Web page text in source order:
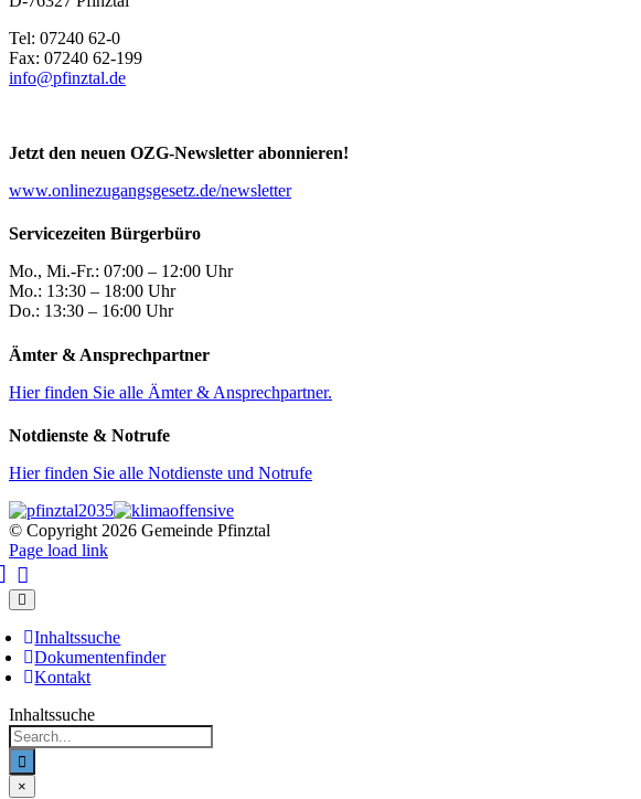
Tel: 07240 62-0
Fax: 07240 62-199
info@pfinztal.de
Jetzt den neuen OZG-Newsletter abonnieren!
www.onlinezugangsgesetz.de/newsletter
Servicezeiten Bürgerbüro
Mo., Mi.-Fr.: 07:00 – 12:00 Uhr
Mo.: 13:30 – 18:00 Uhr
Do.: 13:30 – 16:00 Uhr
Ämter & Ansprechpartner
Hier finden Sie alle Ämter & Ansprechpartner.
Notdienste & Notrufe
Hier finden Sie alle Notdienste und Notrufe
© Copyright 2026 Gemeinde Pfinztal
Page load link
Inhaltssuche
Dokumentenfinder
Kontakt
Inhaltssuche
Suche
nach:
×